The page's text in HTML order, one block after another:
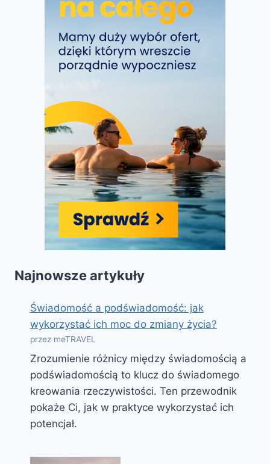
Najnowsze artykuły
Świadomość a podświadomość: jak
wykorzystać ich moc do zmiany życia?
przez meTRAVEL
Zrozumienie różnicy między świadomością a
podświadomością to klucz do świadomego
kreowania rzeczywistości. Ten przewodnik
pokaże Ci, jak w praktyce wykorzystać ich
potencjał.